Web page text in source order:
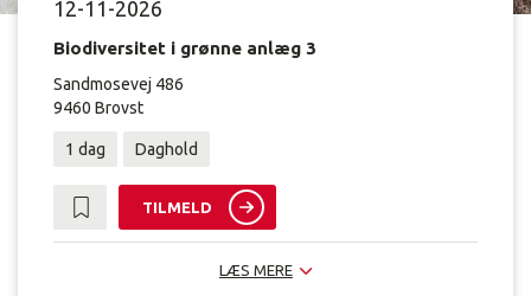
12-11-2026
Biodiversitet i grønne anlæg 3
Sandmosevej 486
9460 Brovst
1 dag Daghold
TILMELD
LÆS MERE